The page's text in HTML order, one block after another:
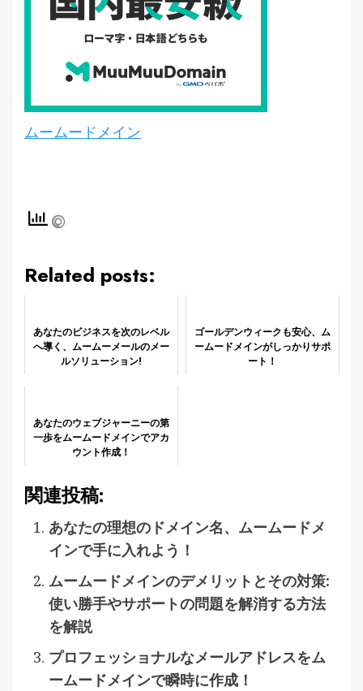
ムームードメイン
Related posts:
あなたのビジネスを次のレベル
へ導く、ムームーメールのメー
ルソリューション!
ゴールデンウィークも安心、ム
ームードメインがしっかりサポ
ート！
あなたのウェブジャーニーの第
一歩をムームードメインでアカ
ウント作成！
関連投稿:
あなたの理想のドメイン名、ムームードメ
インで手に入れよう！
ムームードメインのデメリットとその対策:
使い勝手やサポートの問題を解消する方法
を解説
プロフェッショナルなメールアドレスをム
ームードメインで瞬時に作成！